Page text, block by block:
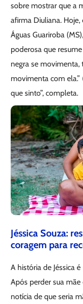
sobre mostrar que a
afirma Diuliana.
Águas Guariroba
poderosa que
negra se movimenta,
movimenta com ela.”
que sinto”, completa.
Jéssica Souza:
coragem para
A história de Jéssica
Após perder sua mãe
notícia de que seria